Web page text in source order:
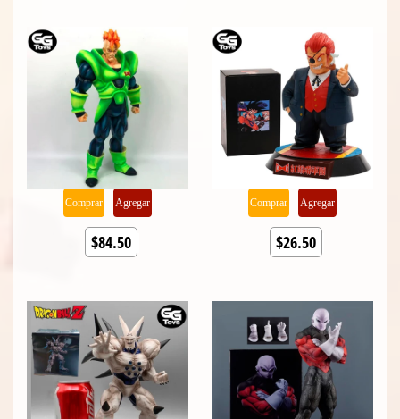
Comprar Agregar
$84.50
Comprar Agregar
$26.50